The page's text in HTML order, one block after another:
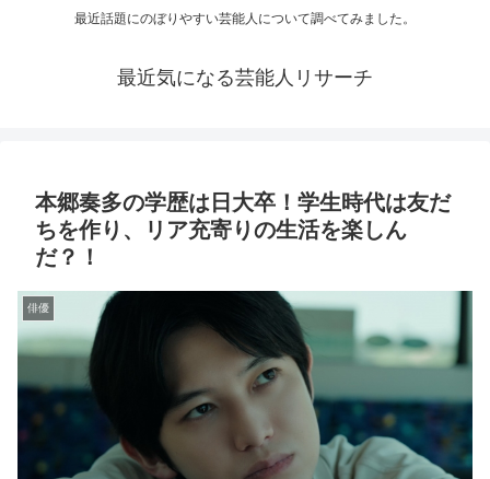
最近話題にのぼりやすい芸能人について調べてみました。
最近気になる芸能人リサーチ
本郷奏多の学歴は日大卒！学生時代は友だ
ちを作り、リア充寄りの生活を楽しん
だ？！
俳優